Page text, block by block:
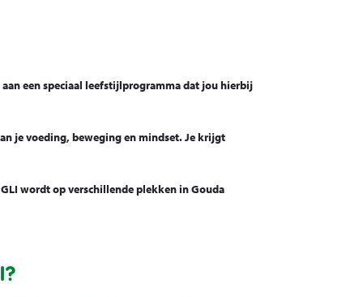
een speciaal leefstijlprogramma dat jou hierbij
je voeding, beweging en mindset. Je krijgt
wordt op verschillende plekken in Gouda